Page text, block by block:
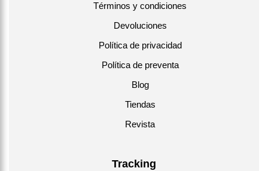
Términos y condiciones
Devoluciones
Política de privacidad
Política de preventa
Blog
Tiendas
Revista
Tracking